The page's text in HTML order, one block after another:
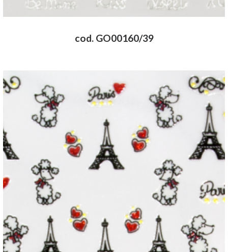
cod. GO00160/39